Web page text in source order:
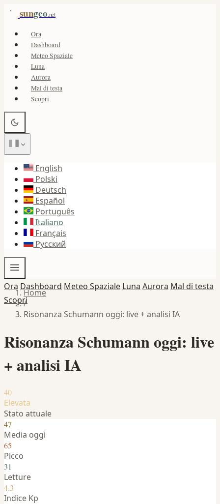
sungeo.net
Ora
Dashboard
Meteo Spaziale
Luna
Aurora
Mal di testa
Scopri
English
Polski
Deutsch
Español
Português
Italiano
Français
Русский
Ora Dashboard Meteo Spaziale Luna Aurora Mal di testa
Scopri
Home
/
Risonanza Schumann oggi: live + analisi IA
Risonanza Schumann oggi: live
+ analisi IA
40
Elevata
Stato attuale
47
Media oggi
65
Picco
31
Letture
4.3
Indice Kp